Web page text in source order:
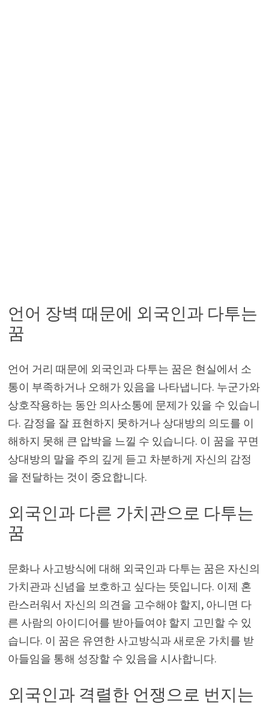
언어 장벽 때문에 외국인과 다투는
꿈
언어 거리 때문에 외국인과 다투는 꿈은 현실에서 소
통이 부족하거나 오해가 있음을 나타냅니다. 누군가와
상호작용하는 동안 의사소통에 문제가 있을 수 있습니
다. 감정을 잘 표현하지 못하거나 상대방의 의도를 이
해하지 못해 큰 압박을 느낄 수 있습니다. 이 꿈을 꾸면
상대방의 말을 주의 깊게 듣고 차분하게 자신의 감정
을 전달하는 것이 중요합니다.
외국인과 다른 가치관으로 다투는
꿈
문화나 사고방식에 대해 외국인과 다투는 꿈은 자신의
가치관과 신념을 보호하고 싶다는 뜻입니다. 이제 혼
란스러워서 자신의 의견을 고수해야 할지, 아니면 다
른 사람의 아이디어를 받아들여야 할지 고민할 수 있
습니다. 이 꿈은 유연한 사고방식과 새로운 가치를 받
아들임을 통해 성장할 수 있음을 시사합니다.
외국인과 격렬한 언쟁으로 번지는